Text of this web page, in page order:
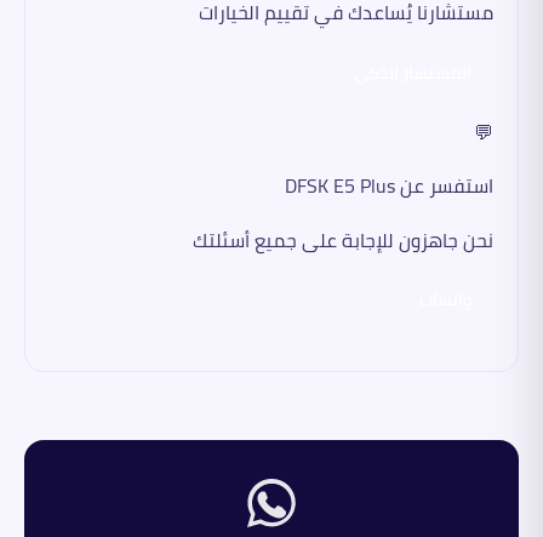
مستشارنا يُساعدك في تقييم الخيارات
💬
استفسر عن DFSK E5 Plus
نحن جاهزون للإجابة على جميع أسئلتك